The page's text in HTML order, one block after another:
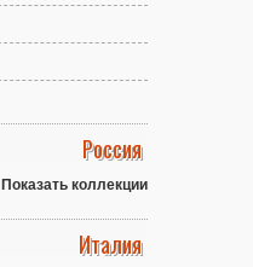
Россия
Показать коллекции
Италия